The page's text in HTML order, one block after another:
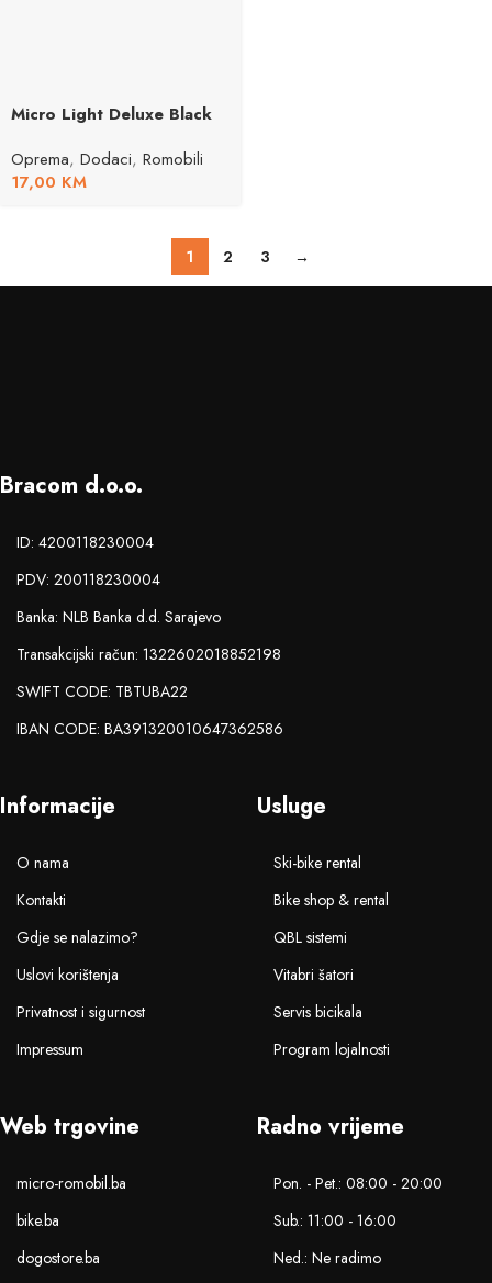
Micro Light Deluxe Black
Oprema, Dodaci, Romobili
17,00 KM
1 2 3 →
Bracom d.o.o.
ID: 4200118230004
PDV: 200118230004
Banka: NLB Banka d.d. Sarajevo
Transakcijski račun: 1322602018852198
SWIFT CODE: TBTUBA22
IBAN CODE: BA391320010647362586
Informacije
O nama
Kontakti
Gdje se nalazimo?
Uslovi korištenja
Privatnost i sigurnost
Impressum
Usluge
Ski-bike rental
Bike shop & rental
QBL sistemi
Vitabri šatori
Servis bicikala
Program lojalnosti
Web trgovine
micro-romobil.ba
bike.ba
dogostore.ba
Radno vrijeme
Pon. - Pet.: 08:00 - 20:00
Sub.: 11:00 - 16:00
Ned.: Ne radimo